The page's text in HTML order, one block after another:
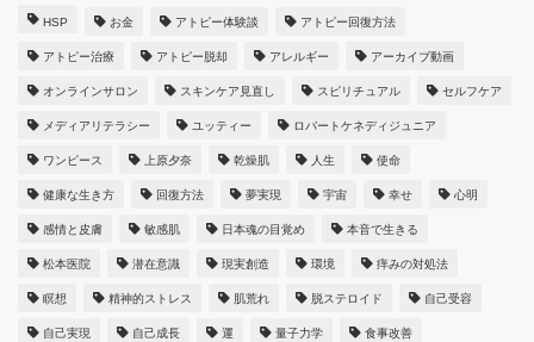
HSP お金 アトピー体験談 アトピー回復方法
アトピー治療 アトピー脱却 アレルギー アーカイブ動画
オンラインサロン スキンケア見直し スピリチュアル セルフケア
メディアリテラシー ユッティー ロバートケネディジュニア
ワンピース 上原夕奈 乾燥肌 人生 使命
健康な生き方 回復方法 夢実現 宇宙 幸せ 心明
感情と皮膚 敏感肌 日本魂の目覚め 本音で生きる
松本医院 潜在意識 現実創造 環境 痒みの対処法
瞑想 精神的ストレス 肌荒れ 脱ステロイド 自己受容
自己実現 自己成長 運 量子力学 食事改善